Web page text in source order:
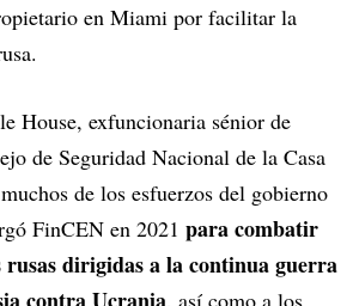
en Miami por facilitar la
House, exfuncionaria sénior de
de Seguridad Nacional de la Casa
de los esfuerzos del gobierno
FinCEN en 2021 para combatir
dirigidas a la continua guerra
, así como a los